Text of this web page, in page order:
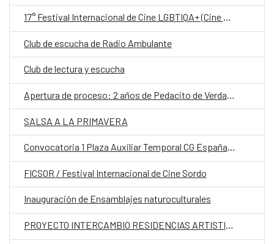
17° Festival Internacional de Cine LGBTIQA+ (Cine Movilh)
Club de escucha de Radio Ambulante
Club de lectura y escucha
Apertura de proceso: 2 años de Pedacito de Verdad y Lanzamiento de TAPzine de laboratorios pop de conversación.
SALSA A LA PRIMAVERA
Convocatoria 1 Plaza Auxiliar Temporal CG España en Santiago.
FICSOR / Festival Internacional de Cine Sordo
Inauguración de Ensamblajes naturoculturales
PROYECTO INTERCAMBIO RESIDENCIAS ARTISTICAS